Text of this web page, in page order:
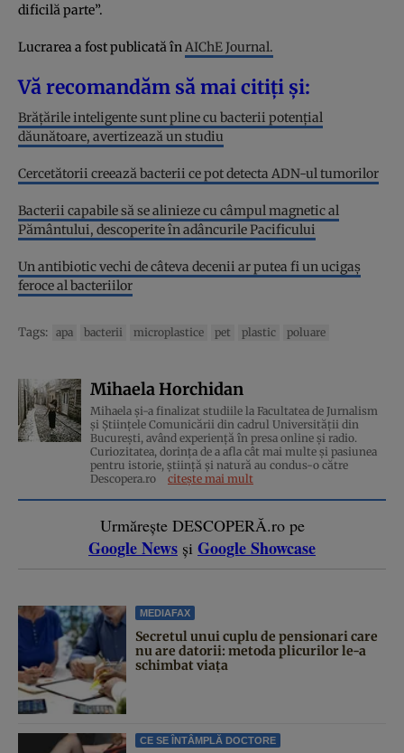
dificilă parte”.
Lucrarea a fost publicată înAIChE Journal.
Vă recomandăm să mai citiți și:
Brățările inteligente sunt pline cu bacterii potențial
dăunătoare, avertizează un studiu
Cercetătorii creează bacterii ce pot detecta ADN-ul tumorilor
Bacterii capabile să se alinieze cu câmpul magnetic al
Pământului, descoperite în adâncurile Pacificului
Un antibiotic vechi de câteva decenii ar putea fi un ucigaș
feroce al bacteriilor
Tags: apa bacterii microplastice pet plastic poluare
Mihaela Horchidan
Mihaela și-a finalizat studiile la Facultatea de Jurnalism
și Științele Comunicării din cadrul Universității din
București, având experiență în presa online și radio.
Curiozitatea, dorința de a afla cât mai multe și pasiunea
pentru istorie, ştiinţă şi natură au condus-o către
Descopera.ro
citește mai mult
Urmărește DESCOPERĂ.ro pe
Google News și Google Showcase
MEDIAFAX
Secretul unui cuplu de pensionari care
nu are datorii: metoda plicurilor le-a
schimbat viața
CE SE ÎNTÂMPLĂ DOCTORE